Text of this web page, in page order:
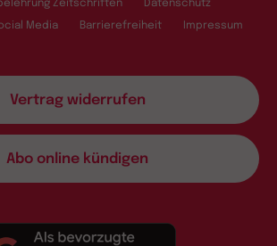
Zeitschriften Datenschutz
Media Barrierefreiheit Impressum
Vertrag widerrufen
Abo online kündigen